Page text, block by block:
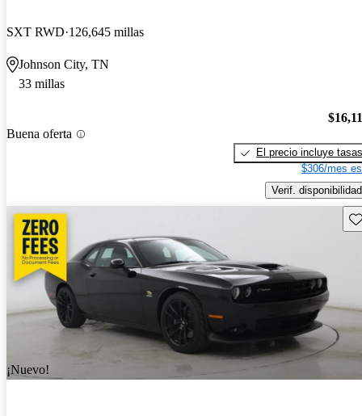
SXT RWD 126,645 millas
Johnson City, TN
33 millas
Buena oferta
El precio incluye tasas
$306/mes
Verif. disponibilidad
¡Nuevo!